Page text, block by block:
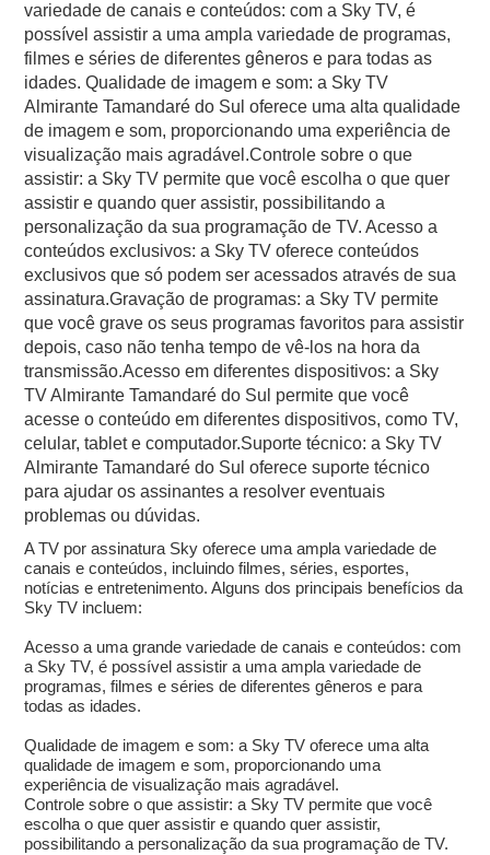
variedade de canais e conteúdos: com a Sky TV, é
possível assistir a uma ampla variedade de programas,
filmes e séries de diferentes gêneros e para todas as
idades. Qualidade de imagem e som: a Sky TV
Almirante Tamandaré do Sul oferece uma alta qualidade
de imagem e som, proporcionando uma experiência de
visualização mais agradável.Controle sobre o que
assistir: a Sky TV permite que você escolha o que quer
assistir e quando quer assistir, possibilitando a
personalização da sua programação de TV. Acesso a
conteúdos exclusivos: a Sky TV oferece conteúdos
exclusivos que só podem ser acessados através de sua
assinatura.Gravação de programas: a Sky TV permite
que você grave os seus programas favoritos para assistir
depois, caso não tenha tempo de vê-los na hora da
transmissão.Acesso em diferentes dispositivos: a Sky
TV Almirante Tamandaré do Sul permite que você
acesse o conteúdo em diferentes dispositivos, como TV,
celular, tablet e computador.Suporte técnico: a Sky TV
Almirante Tamandaré do Sul oferece suporte técnico
para ajudar os assinantes a resolver eventuais
problemas ou dúvidas.
A TV por assinatura Sky oferece uma ampla variedade de
canais e conteúdos, incluindo filmes, séries, esportes,
notícias e entretenimento. Alguns dos principais benefícios da
Sky TV incluem:
Acesso a uma grande variedade de canais e conteúdos: com
a Sky TV, é possível assistir a uma ampla variedade de
programas, filmes e séries de diferentes gêneros e para
todas as idades.
Qualidade de imagem e som: a Sky TV oferece uma alta
qualidade de imagem e som, proporcionando uma
experiência de visualização mais agradável.
Controle sobre o que assistir: a Sky TV permite que você
escolha o que quer assistir e quando quer assistir,
possibilitando a personalização da sua programação de TV.